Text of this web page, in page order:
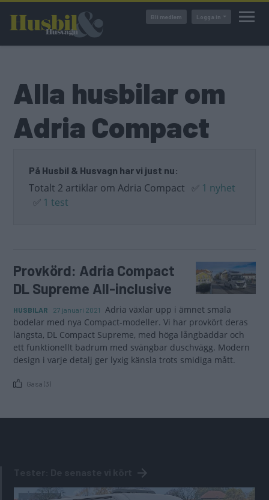
huvudinnehåll
Bli medlem Logga in
Alla husbilar om
Adria Compact
På Husbil & Husvagn har vi just nu:
Totalt 2 artiklar om Adria Compact ✅ 1 nyhet
✅ 1 test
Provkörd: Adria Compact
DL Supreme All-inclusive
HUSBILAR 27 januari 2021
Adria växlar upp i ämnet smala
bodelar med nya Compact-modeller. Vi har provkört deras
längsta, DL Compact Supreme, med höga långbäddar och
ett funktionellt badrum med svängbar duschvägg. Modern
design i varje detalj ger lyxig känsla trots smidiga mått.
Gasa (3)